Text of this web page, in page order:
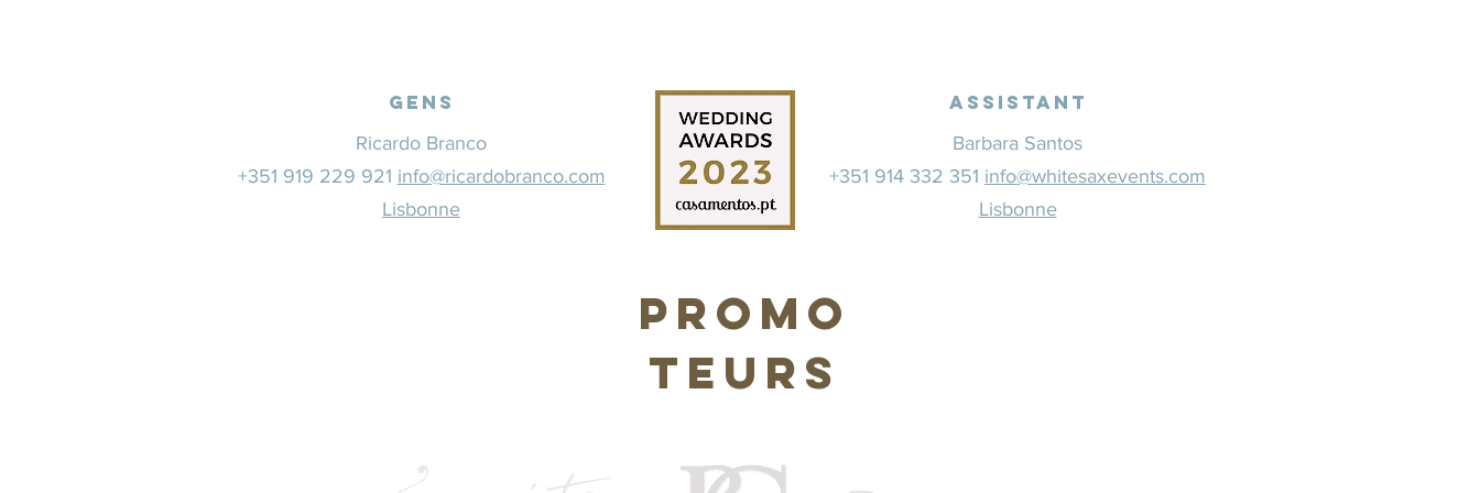
Gens
Ricardo Branco
+351 919 229 921 info@ricardobranco.com
Lisbonne
Assistant
Barbara Santos
+351 914 332 351 info@whitesaxevents.com
Lisbonne
Promo
teurs